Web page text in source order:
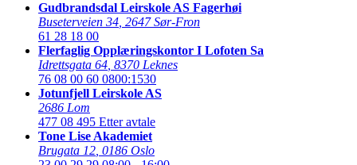
Gudbrandsdal Leirskole AS Fagerhøi
Buseterveien 34 2647 Sør-Fron
61 28 18 00
Flerfaglig Opplæringskontor I Lofoten Sa
Idrettsgata 64 8370 Leknes
76 08 00 60 0800:1530
Jotunfjell Leirskole AS
2686 Lom
477 08 495 Etter avtale
Tone Lise Akademiet
Brugata 12 0186 Oslo